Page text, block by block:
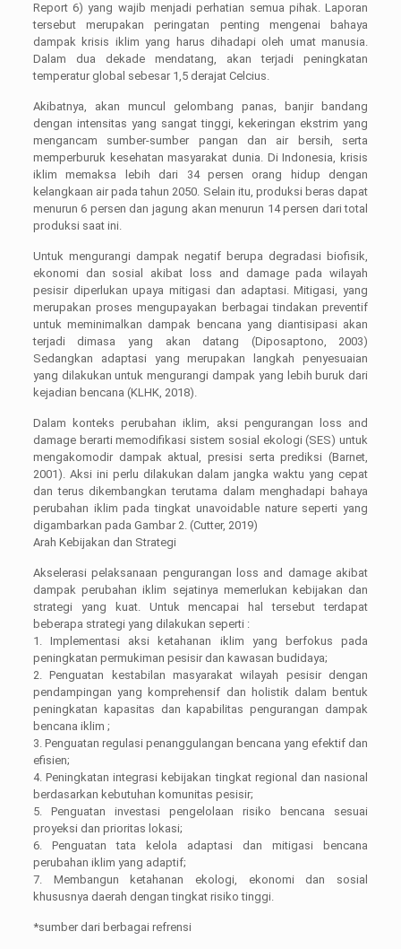
Report 6) yang wajib menjadi perhatian semua pihak. Laporan
tersebut merupakan peringatan penting mengenai bahaya
dampak krisis iklim yang harus dihadapi oleh umat manusia.
Dalam dua dekade mendatang, akan terjadi peningkatan
temperatur global sebesar 1,5 derajat Celcius.
Akibatnya, akan muncul gelombang panas, banjir bandang
dengan intensitas yang sangat tinggi, kekeringan ekstrim yang
mengancam sumber-sumber pangan dan air bersih, serta
memperburuk kesehatan masyarakat dunia. Di Indonesia, krisis
iklim memaksa lebih dari 34 persen orang hidup dengan
kelangkaan air pada tahun 2050. Selain itu, produksi beras dapat
menurun 6 persen dan jagung akan menurun 14 persen dari total
produksi saat ini.
Untuk mengurangi dampak negatif berupa degradasi biofisik,
ekonomi dan sosial akibat loss and damage pada wilayah
pesisir diperlukan upaya mitigasi dan adaptasi. Mitigasi, yang
merupakan proses mengupayakan berbagai tindakan preventif
untuk meminimalkan dampak bencana yang diantisipasi akan
terjadi dimasa yang akan datang (Diposaptono, 2003)
Sedangkan adaptasi yang merupakan langkah penyesuaian
yang dilakukan untuk mengurangi dampak yang lebih buruk dari
kejadian bencana (KLHK, 2018).
Dalam konteks perubahan iklim, aksi pengurangan loss and
damage berarti memodifikasi sistem sosial ekologi (SES) untuk
mengakomodir dampak aktual, presisi serta prediksi (Barnet,
2001). Aksi ini perlu dilakukan dalam jangka waktu yang cepat
dan terus dikembangkan terutama dalam menghadapi bahaya
perubahan iklim pada tingkat unavoidable nature seperti yang
digambarkan pada Gambar 2. (Cutter, 2019)
Arah Kebijakan dan Strategi
Akselerasi pelaksanaan pengurangan loss and damage akibat
dampak perubahan iklim sejatinya memerlukan kebijakan dan
strategi yang kuat. Untuk mencapai hal tersebut terdapat
beberapa strategi yang dilakukan seperti :
1. Implementasi aksi ketahanan iklim yang berfokus pada
peningkatan permukiman pesisir dan kawasan budidaya;
2. Penguatan kestabilan masyarakat wilayah pesisir dengan
pendampingan yang komprehensif dan holistik dalam bentuk
peningkatan kapasitas dan kapabilitas pengurangan dampak
bencana iklim ;
3. Penguatan regulasi penanggulangan bencana yang efektif dan
efisien;
4. Peningkatan integrasi kebijakan tingkat regional dan nasional
berdasarkan kebutuhan komunitas pesisir;
5. Penguatan investasi pengelolaan risiko bencana sesuai
proyeksi dan prioritas lokasi;
6. Penguatan tata kelola adaptasi dan mitigasi bencana
perubahan iklim yang adaptif;
7. Membangun ketahanan ekologi, ekonomi dan sosial
khususnya daerah dengan tingkat risiko tinggi.
*sumber dari berbagai refrensi